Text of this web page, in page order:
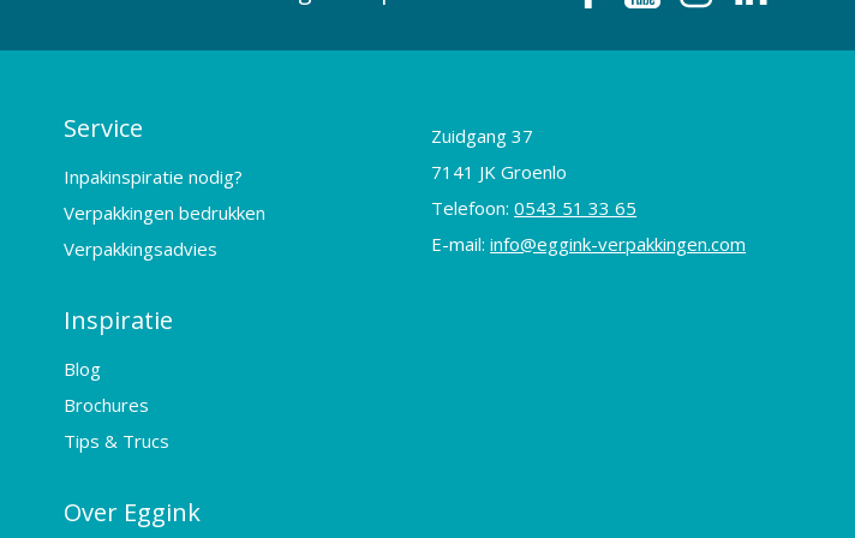
Service
Inpakinspiratie nodig?
Verpakkingen bedrukken
Verpakkingsadvies
Inspiratie
Blog
Brochures
Tips & Trucs
Over Eggink
Zuidgang 37
7141 JK Groenlo
Telefoon:0543 51 33 65
E-mail:info@eggink-verpakkingen.com